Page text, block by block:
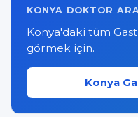
KONYA DOKTOR
Konya'daki tüm
görmek için.
Konya